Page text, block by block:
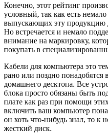
Конечно, этот рейтинг
условный, так как есть
выпускающих эту продукцию
Но встречается и немало
внимание на маркировку,
покупать в
Кабели для компьютера это
рано или поздно понадобятся
домашнего десктопа. Все
блока просто обязаны быть
плате как раз при помощи
включить ваш компьютер
он хоть что-нибудь знал, то к
жесткий диск.